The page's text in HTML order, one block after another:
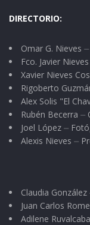
DIRECTORIO:
Omar G. Nieves
Fco. Javier
Xavier Nieves
Rigoberto
Alex Solis "El
Rubén Becerra ⏤
Joel López ⏤
Alexis Nieves ⏤
Claudia
Juan Carlos
Adilene